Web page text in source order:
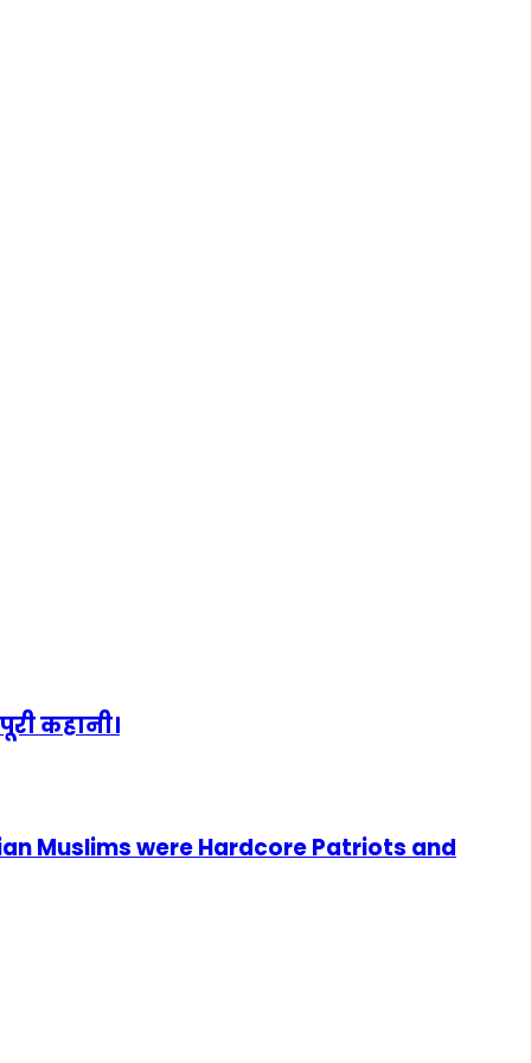
कहानी।
Muslims were Hardcore Patriots and